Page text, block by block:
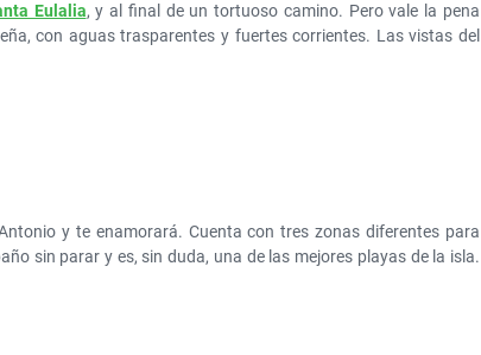
Eulalia, y al final de un tortuoso camino. Pero vale la pena
con aguas trasparentes y fuertes corrientes. Las vistas del
y te enamorará. Cuenta con tres zonas diferentes para
sin parar y es, sin duda, una de las mejores playas de la isla.